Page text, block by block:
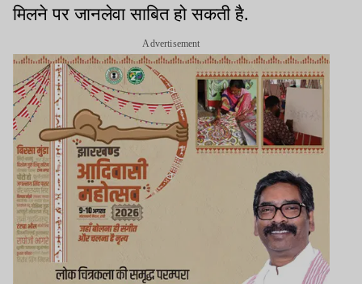
मिलने पर जानलेवा साबित हो सकती है.
Advertisement